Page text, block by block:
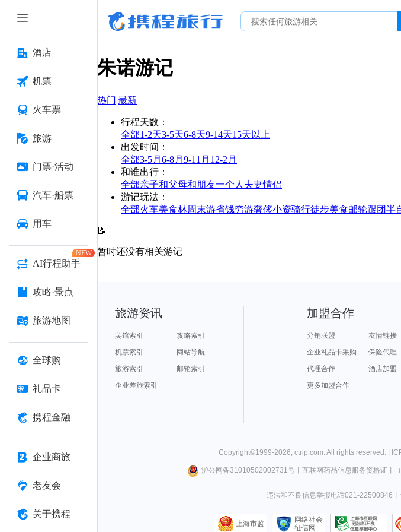
酒店
机票
火车票
旅游
门票·活动
汽车·船票
用车
AI行程助手
NEW
攻略·景点
旅游地图
全球购
礼品卡
携程金融
企业商旅
老友会
关于携程
朱诺游记
热门|最新
行程天数 ：
全部1-2天3-5天6-8天9-14天15天以上
出发时间 ：
全部3-5月 6-8月 9-11月 12-2月
和谁出行 ：
全部亲子和父母和朋友一个人 夫妻情侣
游记玩法 ：
全部火车美食林周末游省钱穷游奢侈小资骑行徒步美食邮轮跟团半
📝
暂时还没有相关游记
旅游资讯
宾馆索引
攻略索引
机票索引
网站导航
旅游索引
邮轮索引
企业差旅索引
加盟合作
分销联盟
友情链接
企业礼品卡采购
保险代理
代理合作
酒店加盟
更多加盟合作
Copyright©1999-2026, ctrip.com. All rights reserved. |
沪公网备31010502002731号丨 互联网药品信息服务资格证
违法和不良信息举报电话021-22500846
上海市监
网络社会
征信网